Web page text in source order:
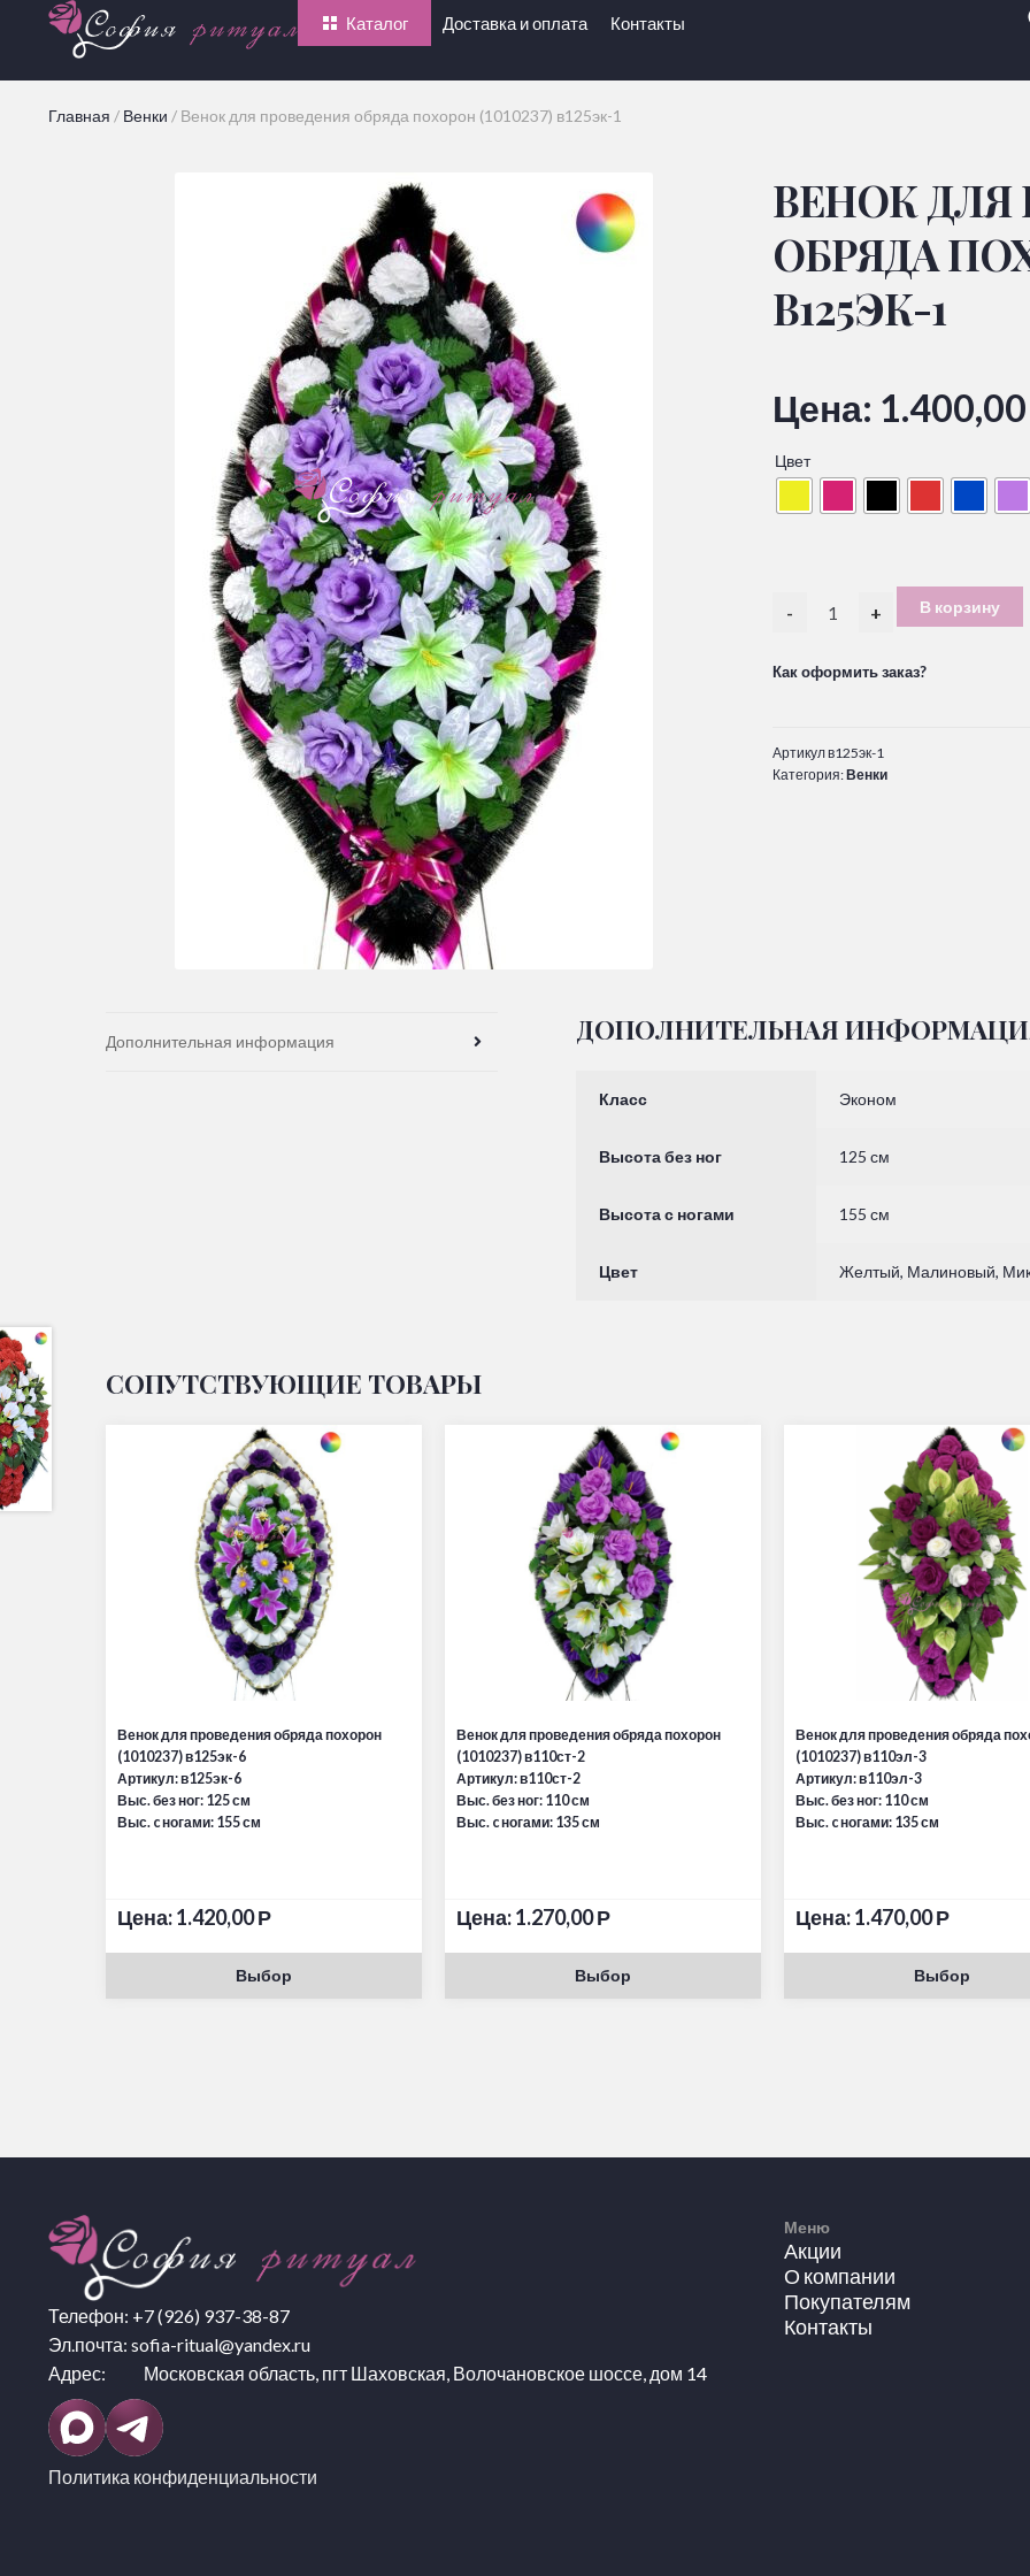
Каталог Доставка и оплата Контакты
Главная / Венки / Венок для проведения обряда похорон (1010237) в125эк-1
ВЕНОК ДЛЯ
ОБРЯДА
В125ЭК-1
Цена:
Цвет
- + В корзину
Как оформить заказ?
Артикулв125эк-1
Категория:Венки
Дополнительная информация ДОПОЛНИТЕЛЬНАЯ
Класс Эконом
Высота без ног 125 см
Высота с ногами 155 см
Цвет Желтый, Малиновый,
СОПУТСТВУЮЩИЕ ТОВАРЫ
Венок для проведения обряда похорон
(1010237) в125эк-6
Артикул: в125эк-6
Выс. без ног: 125 см
Выс. c ногами: 155 см
Цена:1.420,00Р
Выбор
Венок для проведения обряда похорон
(1010237) в110ст-2
Артикул: в110ст-2
Выс. без ног: 110 см
Выс. c ногами: 135 см
Цена:1.270,00Р
Выбор
Венок для проведения обряда
(1010237) в110эл-3
Артикул: в110эл-3
Выс. без ног: 110 см
Выс. c ногами: 135 см
Цена:1.470,00Р
Выбор
Телефон: +7 (926) 937-38-87
Эл.почта: sofia-ritual@yandex.ru
Адрес: Московская область, пгт Шаховская, Волочановское шоссе, дом 14
Политика конфиденциальности
Меню
Акции
О компании
Покупателям
Контакты